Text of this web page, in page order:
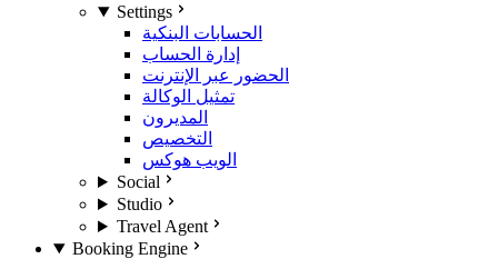
Settings
الحسابات البنكية
إدارة الحساب
الحضور عبر الإنترنت
تمثيل الوكالة
المديرون
التخصيص
الويب هوكس
Social
Studio
Travel Agent
Booking Engine